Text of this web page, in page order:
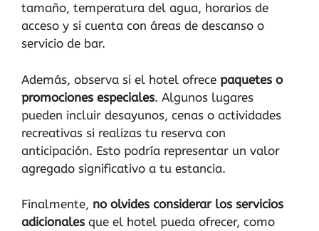
tamaño, temperatura del agua, horarios de
acceso y si cuenta con áreas de descanso o
servicio de bar.
Además, observa si el hotel ofrece paquetes o
promociones especiales. Algunos lugares
pueden incluir desayunos, cenas o actividades
recreativas si realizas tu reserva con
anticipación. Esto podría representar un valor
agregado significativo a tu estancia.
Finalmente, no olvides considerar los servicios
adicionales que el hotel pueda ofrecer, como